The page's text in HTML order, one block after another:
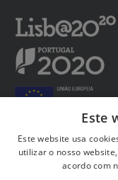
Siga-nos nas
Este
Este website usa
utilizar o nosso
acordo com